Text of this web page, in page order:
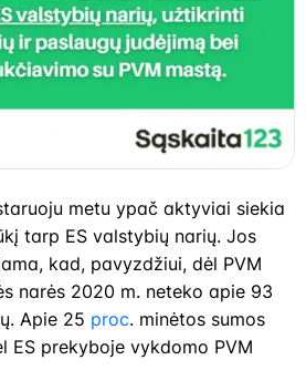
metu ypač aktyviai siekia
tarp ES valstybių narių. Jos
kad, pavyzdžiui, dėl PVM
narės 2020 m. neteko apie 93
Apie 25 proc. minėtos sumos
ES prekyboje vykdomo PVM